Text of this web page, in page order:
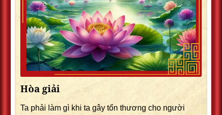
Hòa giải
Ta phải làm gì khi ta gây tổn thương cho người